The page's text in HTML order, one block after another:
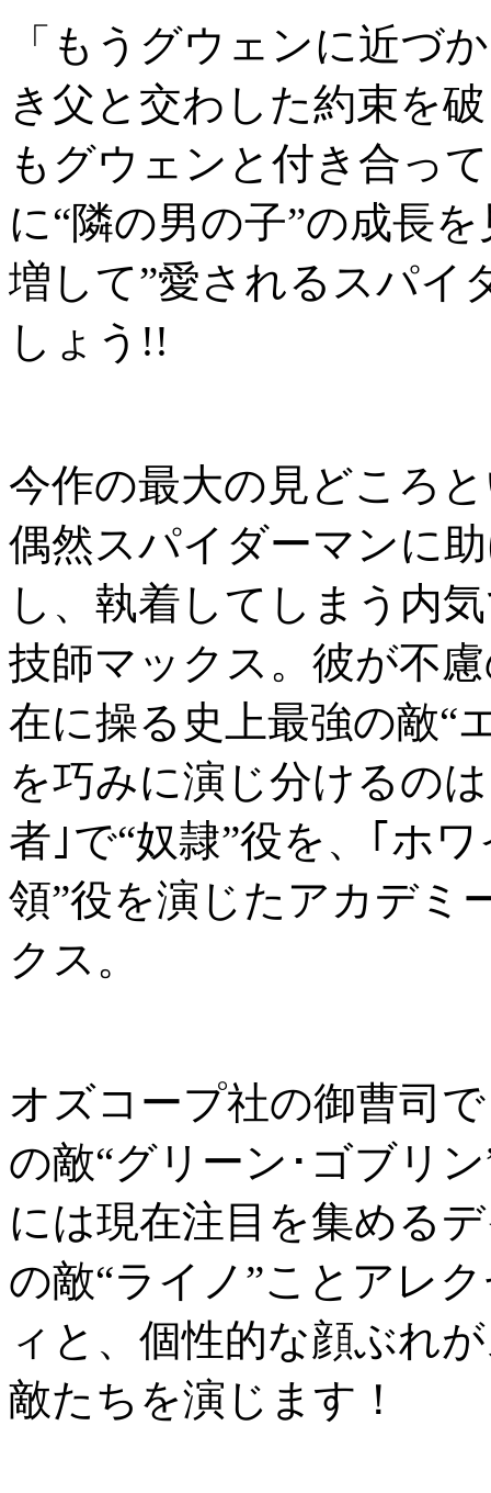
「もうグウェンに近づ
き父と交わした約束を
もグウェンと付き合っ
に“隣の男の子”の成長
増して”愛されるスパイ
しょう!!
今作の最大の見どころ
偶然スパイダーマンに
し、執着してしまう内
技師マックス。彼が不
在に操る史上最強の敵“
を巧みに演じ分けるの
者｣で“奴隷”役を、｢ホ
領”役を演じたアカデミ
クス。
オズコープ社の御曹司
の敵“グリーン･ゴブリ
には現在注目を集める
の敵“ライノ”ことアレ
ィと、個性的な顔ぶれ
敵たちを演じます！